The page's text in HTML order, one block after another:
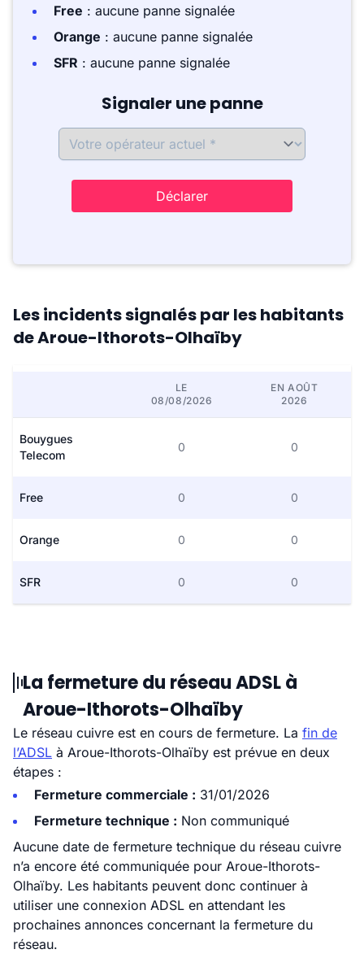
Free : aucune panne signalée
Orange : aucune panne signalée
SFR : aucune panne signalée
Signaler une panne
Déclarer
Les incidents signalés par les habitants
de Aroue-Ithorots-Olhaïby
LE
08/08/2026
EN AOÛT
2026
Bouygues
Telecom
0 0
Free 0 0
Orange 0 0
SFR 0 0
La fermeture du réseau ADSL à
Aroue-Ithorots-Olhaïby
Le réseau cuivre est en cours de fermeture. La fin de
l’ADSL à Aroue-Ithorots-Olhaïby est prévue en deux
étapes :
Fermeture commerciale : 31/01/2026
Fermeture technique : Non communiqué
Aucune date de fermeture technique du réseau cuivre
n’a encore été communiquée pour Aroue-Ithorots-
Olhaïby. Les habitants peuvent donc continuer à
utiliser une connexion ADSL en attendant les
prochaines annonces concernant la fermeture du
réseau.